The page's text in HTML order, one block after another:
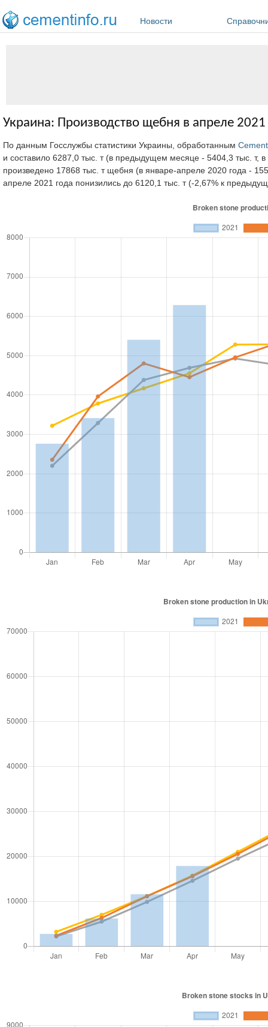
Новости
Украина: Производство щебня в апреле 2021
По данным Госслужбы статистики Украины, обработанным
и составило 6287,0 тыс. т (в предыдущем месяце - 5404,3 тыс. т,
произведено 17868 тыс. т щебня (в январе-апреле 2020 года -
апреле 2021 года понизились до 6120,1 тыс. т (-2,67% к